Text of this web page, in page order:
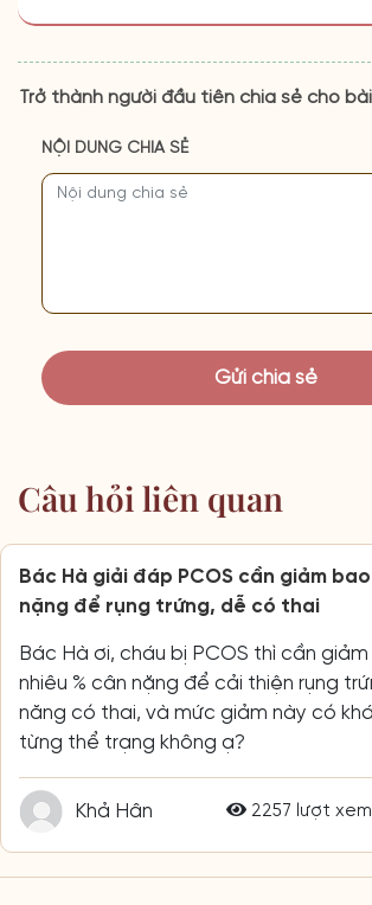
Trở thành người đầu tiên chia sẻ cho
NỘI DUNG CHIA SẺ
Câu hỏi liên quan
Bác Hà giải đáp PCOS cần giảm
nặng để rụng trứng, dễ có thai
Bác Hà ơi, cháu bị PCOS thì cần
nhiêu % cân nặng để cải thiện rụng
năng có thai, và mức giảm này có
từng thể trạng không ạ?
Khả Hân 2257 lượt xem